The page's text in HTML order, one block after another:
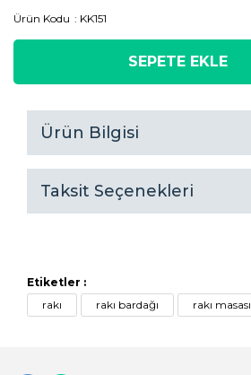
Ürün Kodu KK151
SEPETE EKLE
Ürün Bilgisi
Taksit Seçenekleri
Etiketler :
rakı
rakı bardağı rakı masası